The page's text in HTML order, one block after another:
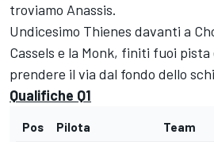
troviamo Anassis.
Undicesimo Thienes davanti a
Cassels e la Monk, finiti fuoi
prendere il via dal fondo dello
Qualifiche Q1
Pos Pilota Team